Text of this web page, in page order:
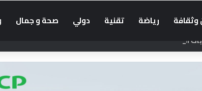
رياضة تقنية دولي صحة و جمال
تضلل الراغبين في العبور إلى سبتة